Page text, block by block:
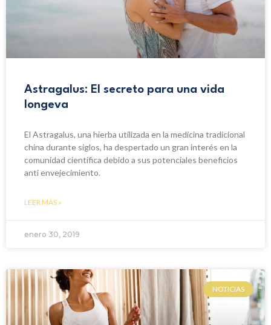
Astragalus: El secreto para una vida
longeva
El Astragalus, una hierba utilizada en la medicina tradicional
china durante siglos, ha despertado un gran interés en la
comunidad científica debido a sus potenciales beneficios
anti envejecimiento.
LEER MÁS »
enero 30, 2019
NOTICIAS